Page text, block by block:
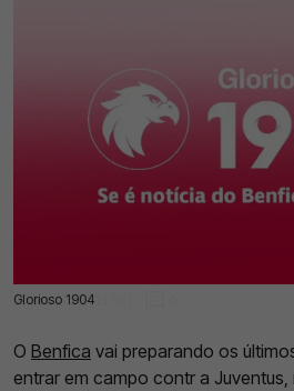
Glorioso 1904
29 Jan 2025 | 13:56 |
O Benfica vai preparando os
entrar em campo contr a